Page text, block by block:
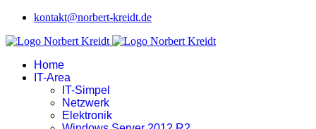
kontakt@norbert-kreidt.de
Home
IT-Area
IT-Simpel
Netzwerk
Elektronik